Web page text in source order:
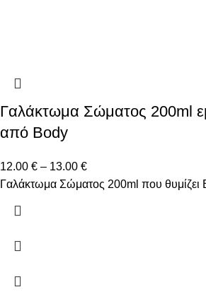
Γαλάκτωμα Σώματος 200ml
από Body
12.00 € – 13.00 €
Γαλάκτωμα Σώματος 200ml που θυμίζει